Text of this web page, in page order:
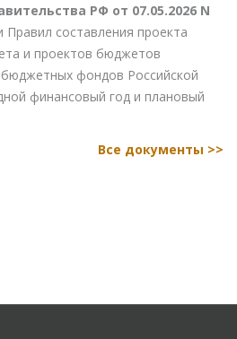
РФ от 07.05.2026 N
составления проекта
и проектов бюджетов
фондов Российской
финансовый год и плановый
Все документы >>